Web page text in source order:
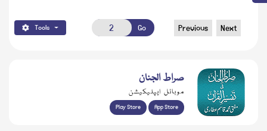
Tools Go Previous Next
صراط الجنان
موبائل ایپلیکیشن
Play Store App Store